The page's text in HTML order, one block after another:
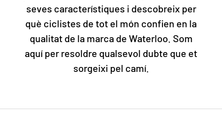
seves característiques i descobreix per
què ciclistes de tot el món confien en la
qualitat de la marca de Waterloo. Som
aquí per resoldre qualsevol dubte que et
sorgeixi pel camí.